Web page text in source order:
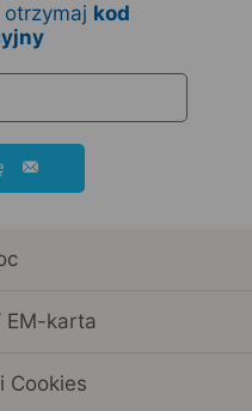
kod
EM-karta
Cookies